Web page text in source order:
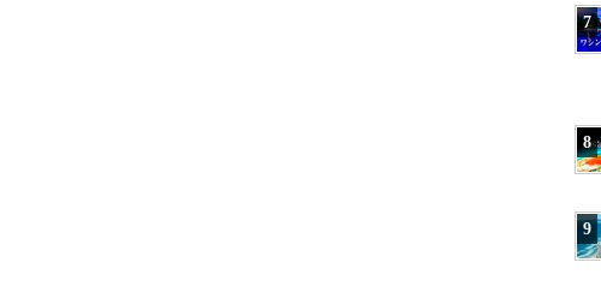
7
8
9